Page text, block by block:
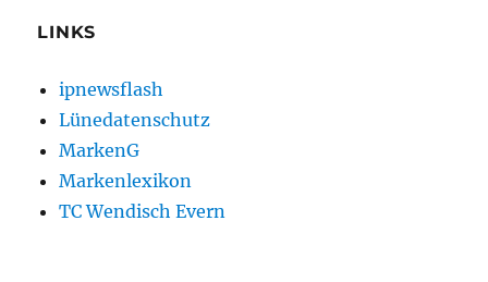
LINKS
ipnewsflash
Lünedatenschutz
MarkenG
Markenlexikon
TC Wendisch Evern